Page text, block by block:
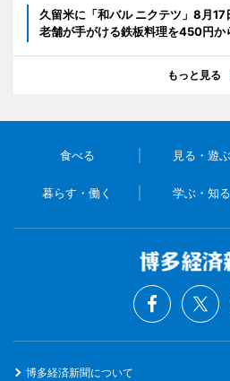
久留米に「和バル ニクテツ」8月
老舗が手がける鉄板料理を450円か
もっと見る
食べる 見る・遊ぶ
暮らす・働く 学ぶ・知る
博多経済新聞について